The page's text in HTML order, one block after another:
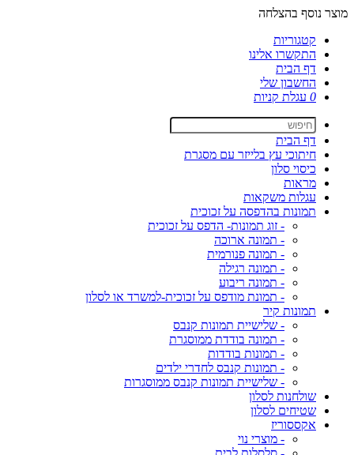
מוצר נוסף בהצלחה
קטגוריות
התקשרו אלינו
דף הבית
החשבון שלי
0 עגלת קניות
דף הבית
חיתוכי עץ בלייזר עם מסגרת
כיסוי סלון
מראות
עגלות משקאות
תמונות בהדפסה על זכוכית
- זוג תמונות- הדפס על זכוכית
- תמונה ארוכה
- תמונה פנורמית
- תמונה רגילה
- תמונה ריבוע
- תמונת מודפס על זכוכית-למשרד או לסלון
תמונות קיר
- שלישיית תמונות קנבס
- תמונה בודדת ממוסגרת
- תמונות בודדות
- תמונות קנבס לחדרי ילדים
- שלישיית תמונות קנבס ממוסגרות
שולחנות לסלון
שטיחים לסלון
אקססוריז
- מוצרי נוי